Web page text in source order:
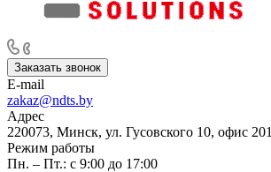
Заказать звонок
E-mail
zakaz@ndts.by
Адрес
220073, Минск, ул. Гусовского 10, офис 201
Режим работы
Пн. – Пт.: с 9:00 до 17:00